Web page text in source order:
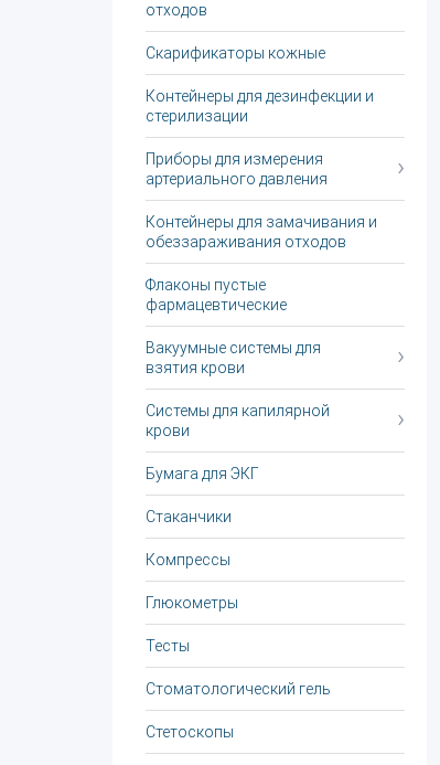
отходов
Скарификаторы кожные
Контейнеры для дезинфекции и
стерилизации
Приборы для измерения
артериального давления
Контейнеры для замачивания и
обеззараживания отходов
Флаконы пустые
фармацевтические
Вакуумные системы для
взятия крови
Системы для капилярной
крови
Бумага для ЭКГ
Стаканчики
Компрессы
Глюкометры
Тесты
Стоматологический гель
Стетоскопы